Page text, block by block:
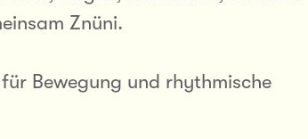
Znüni.
Bewegung und rhythmische